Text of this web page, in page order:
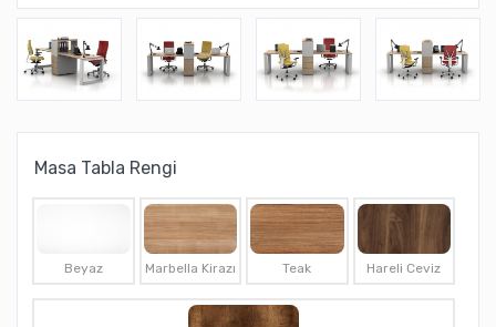
Masa Tabla Rengi
Beyaz Marbella Kirazı Teak Hareli Ceviz